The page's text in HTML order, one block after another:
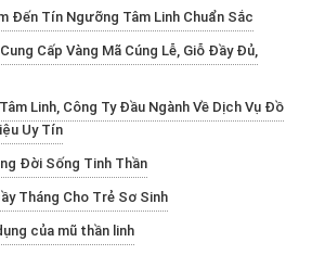
Đến Tín Ngưỡng Tâm Linh Chuẩn Sắc
Cấp Vàng Mã Cúng Lễ, Giỗ Đầy Đủ,
Linh, Công Ty Đầu Ngành Về Dịch Vụ Đồ
Uy Tín
Đời Sống Tinh Thần
Tháng Cho Trẻ Sơ Sinh
của mũ thần linh